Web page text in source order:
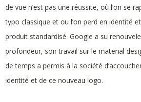
de vue n’est pas une réussite, où l’on se
typo classique et ou l’on perd en identité
produit standardisé. Google a su
profondeur, son travail sur le material
de temps a permis à la société
identité et de ce nouveau logo.